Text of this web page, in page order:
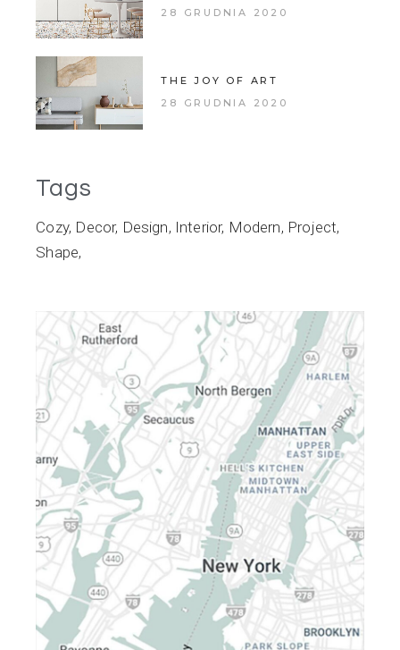
28 GRUDNIA 2020
THE JOY OF ART
28 GRUDNIA 2020
Tags
Cozy Decor Design Interior Modern Project
Shape